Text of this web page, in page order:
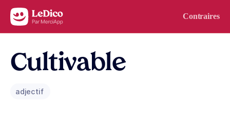
Aller au contenu Contraires
Cultivable
adjectif